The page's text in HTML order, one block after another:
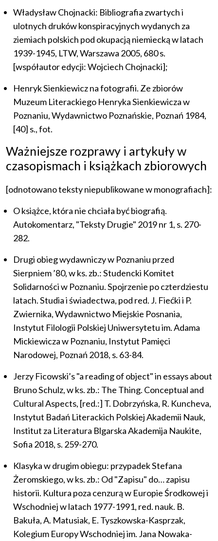
Władysław Chojnacki: Bibliografia zwartych i
ulotnych druków konspiracyjnych wydanych za
ziemiach polskich pod okupacją niemiecką w latach
1939-1945, LTW, Warszawa 2005, 680 s.
[współautor edycji: Wojciech Chojnacki];
Henryk Sienkiewicz na fotografii. Ze zbiorów
Muzeum Literackiego Henryka Sienkiewicza w
Poznaniu, Wydawnictwo Poznańskie, Poznań 1984,
[40] s., fot.
Ważniejsze rozprawy i artykuły w
czasopismach i książkach zbiorowych
[odnotowano teksty niepublikowane w monografiach]:
O książce, która nie chciała być biografią.
Autokomentarz, "Teksty Drugie" 2019 nr 1, s. 270-
282.
Drugi obieg wydawniczy w Poznaniu przed
Sierpniem ’80, w ks. zb.: Studencki Komitet
Solidarności w Poznaniu. Spojrzenie po czterdziestu
latach. Studia i świadectwa, pod red. J. Fiećki i P.
Zwiernika, Wydawnictwo Miejskie Posnania,
Instytut Filologii Polskiej Uniwersytetu im. Adama
Mickiewicza w Poznaniu, Instytut Pamięci
Narodowej, Poznań 2018, s. 63-84.
Jerzy Ficowski’s "a reading of object" in essays about
Bruno Schulz, w ks. zb.: The Thing. Conceptual and
Cultural Aspects, [red.:] T. Dobrzyńska, R. Kuncheva,
Instytut Badań Literackich Polskiej Akademii Nauk,
Institut za Literatura Blgarska Akademija Naukite,
Sofia 2018, s. 259-270.
Klasyka w drugim obiegu: przypadek Stefana
Żeromskiego, w ks. zb.: Od "Zapisu" do… zapisu
historii. Kultura poza cenzurą w Europie Środkowej i
Wschodniej w latach 1977-1991, red. nauk. B.
Bakuła, A. Matusiak, E. Tyszkowska-Kasprzak,
Kolegium Europy Wschodniej im. Jana Nowaka-